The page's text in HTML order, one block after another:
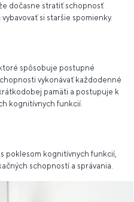
dočasne stratiť schopnosť
si staršie spomienky.
spôsobuje postupné
vykonávať každodenné
pamäti a postupuje k
kognitívnych funkcií.
poklesom kognitívnych funkcií,
schopností a správania.